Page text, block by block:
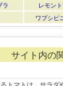
ラ レモン
ワプシピ
サイト内の